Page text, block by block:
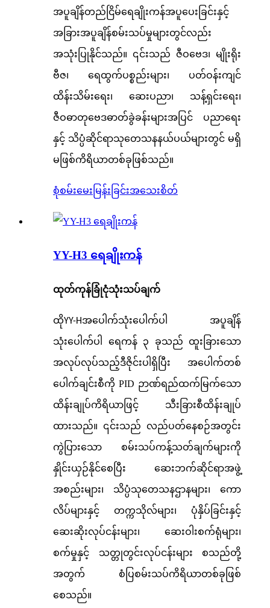
အပူချိန်တည်ငြိမ်ရေချိုးကန်အပူပေးခြင်းနှင့်
အခြားအပူချိန်စမ်းသပ်မှုများတွင်လည်း
အသုံးပြုနိုင်သည်။ ၎င်းသည် ဇီဝဗေဒ၊ မျိုးရိုး
ဗီဇ၊ ရေထွက်ပစ္စည်းများ၊ ပတ်ဝန်းကျင်
ထိန်းသိမ်းရေး၊ ဆေးပညာ၊ သန့်ရှင်းရေး၊
ဇီဝဓာတုဗေဒဓာတ်ခွဲခန်းများအပြင် ပညာရေး
နှင့် သိပ္ပံဆိုင်ရာသုတေသနနယ်ပယ်များတွင် မရှိ
မဖြစ်ကိရိယာတစ်ခုဖြစ်သည်။
စုံစမ်းမေးမြန်းခြင်းအသေးစိတ်
YY-H3 ရေချိုးကန်
ထုတ်ကုန်ခြုံငုံသုံးသပ်ချက်
ထိုYY-Hအပေါက်သုံးပေါက်ပါ အပူချိန်
သုံးပေါက်ပါ ရေကန် ၃ ခုသည် ထူးခြားသော
အလုပ်လုပ်သည့်ဒီဇိုင်းပါရှိပြီး အပေါက်တစ်
ပေါက်ချင်းစီကို PID ဉာဏ်ရည်ထက်မြက်သော
ထိန်းချုပ်ကိရိယာဖြင့် သီးခြားစီထိန်းချုပ်
ထားသည်။ ၎င်းသည် လည်ပတ်နေစဉ်အတွင်း
ကွဲပြားသော စမ်းသပ်ကန့်သတ်ချက်များကို
နှိုင်းယှဉ်နိုင်စေပြီး ဆေးဘက်ဆိုင်ရာအဖွဲ့
အစည်းများ၊ သိပ္ပံသုတေသနဌာနများ၊ ကော
လိပ်များနှင့် တက္ကသိုလ်များ၊ ပုံနှိပ်ခြင်းနှင့်
ဆေးဆိုးလုပ်ငန်းများ၊ ဆေးဝါးစက်ရုံများ၊
စက်မှုနှင့် သတ္တုတွင်းလုပ်ငန်းများ စသည်တို့
အတွက် စံပြစမ်းသပ်ကိရိယာတစ်ခုဖြစ်
စေသည်။